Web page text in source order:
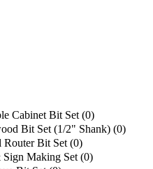
Cabinet Bit Set (0)
Bit Set (1/2" Shank) (0)
Router Bit Set (0)
Making Set (0)